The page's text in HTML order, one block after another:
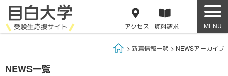
アクセス 資料請求
Home
新着情報一覧 NEWSアーカイブ
NEWS一覧